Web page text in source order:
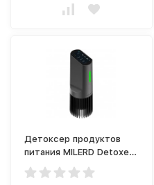
Детоксер продуктов
питания MILERD Detoxer
О-001